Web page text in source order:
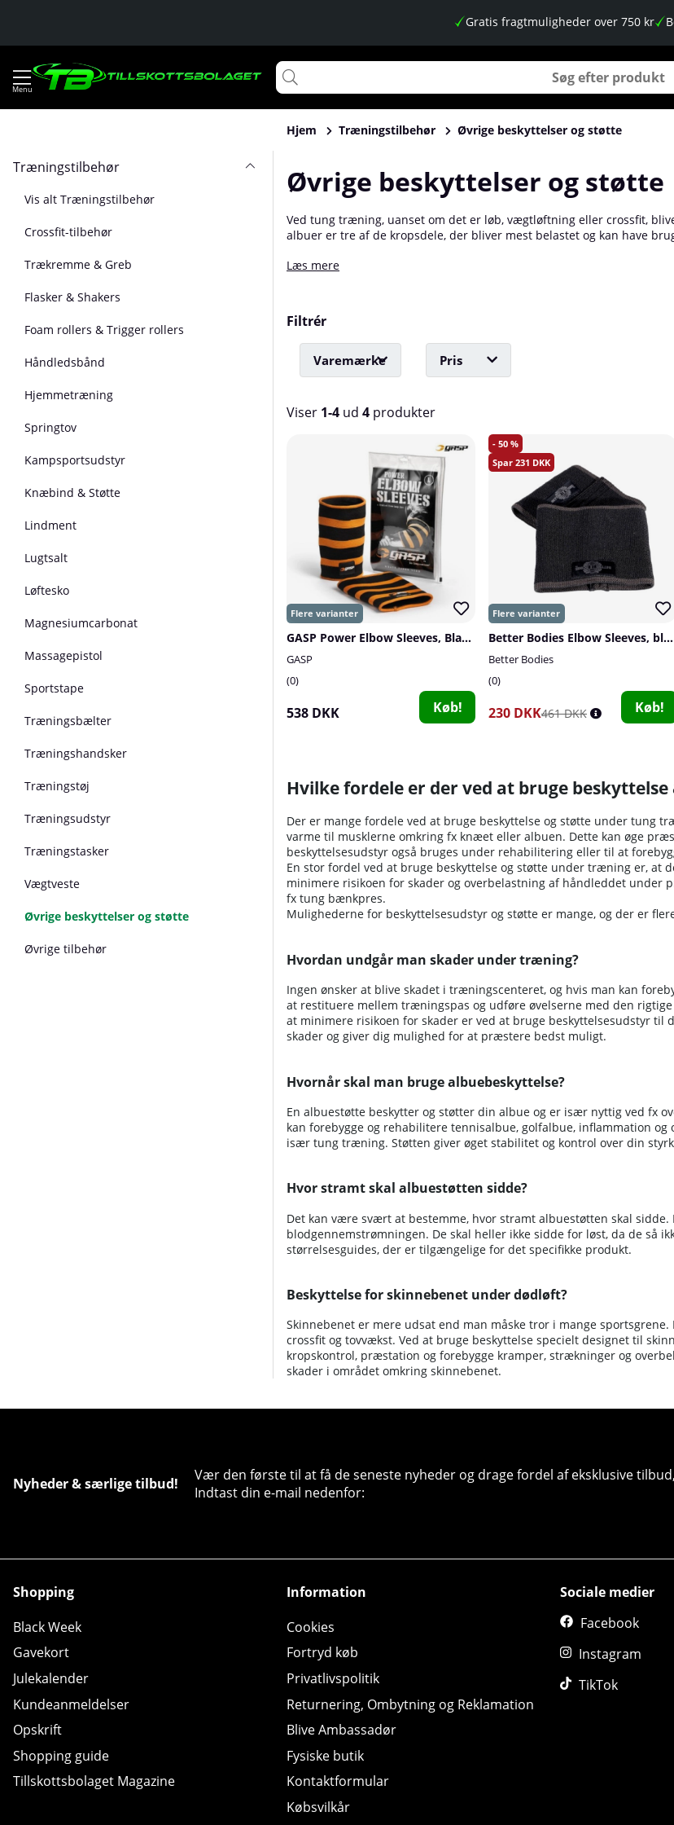
Gratis fragtmuligheder over 750 kr
Hjem Træningstilbehør Øvrige beskyttelser og støtte
Træningstilbehør
Vis alt Træningstilbehør
Crossfit-tilbehør
Trækremme & Greb
Flasker & Shakers
Foam rollers & Trigger rollers
Håndledsbånd
Hjemmetræning
Springtov
Kampsportsudstyr
Knæbind & Støtte
Lindment
Lugtsalt
Løftesko
Magnesiumcarbonat
Massagepistol
Sportstape
Træningsbælter
Træningshandsker
Træningstøj
Træningsudstyr
Træningstasker
Vægtveste
Øvrige beskyttelser og støtte
Øvrige tilbehør
Øvrige beskyttelser og støtte
Ved tung træning, uanset om det er løb, vægtløftning eller crossfit,
albuer er tre af de kropsdele, der bliver mest belastet og kan have
albuestøtte og beskyttelse til læg og skinneben. Køb dine
Læs mere
Filtrér
Varemærke Pris
Viser 1-4 ud 4 produkter
GASP Power Elbow Sleeves, Black/Flame
GASP
0
538 DKK Køb!
50
231
Better Bodies Elbow Sleeves, black
Better Bodies
0
230 DKK461 DKK Køb!
Hvilke fordele er der ved at bruge
Der er mange fordele ved at bruge beskyttelse og støtte under tung
varme til musklerne omkring fx knæet eller albuen. Dette kan øge
beskyttelsesudstyr også bruges under rehabilitering eller til at
En stor fordel ved at bruge beskyttelse og støtte under træning er, at
minimere risikoen for skader og overbelastning af håndleddet under
fx tung bænkpres.
Mulighederne for beskyttelsesudstyr og støtte er mange, og der er
Hvordan undgår man skader under træning?
Ingen ønsker at blive skadet i træningscenteret, og hvis man kan
at restituere mellem træningspas og udføre øvelserne med den
at minimere risikoen for skader er ved at bruge beskyttelsesudstyr
skader og giver dig mulighed for at præstere bedst muligt.
Hvornår skal man bruge albuebeskyttelse?
En albuestøtte beskytter og støtter din albue og er især nyttig ved fx
kan forebygge og rehabilitere tennisalbue, golfalbue, inflammation
især tung træning. Støtten giver øget stabilitet og kontrol over din
Hvor stramt skal albuestøtten sidde?
Det kan være svært at bestemme, hvor stramt albuestøtten skal
blodgennemstrømningen. De skal heller ikke sidde for løst, da de så
størrelsesguides, der er tilgængelige for det specifikke produkt.
Beskyttelse for skinnebenet under dødløft?
Skinnebenet er mere udsat end man måske tror i mange
crossfit og tovvækst. Ved at bruge beskyttelse specielt designet til
kropskontrol, præstation og forebygge kramper, strækninger og
skader i området omkring skinnebenet.
Nyheder & særlige tilbud!
Vær den første til at få de seneste nyheder og drage fordel af eksklusive
Indtast din e-mail nedenfor:
Shopping
Black Week
Gavekort
Julekalender
Kundeanmeldelser
Opskrift
Shopping guide
Tillskottsbolaget Magazine
Information
Cookies
Fortryd køb
Privatlivspolitik
Returnering, Ombytning og Reklamation
Blive Ambassadør
Fysiske butik
Kontaktformular
Købsvilkår
Sociale medier
Facebook
Instagram
TikTok